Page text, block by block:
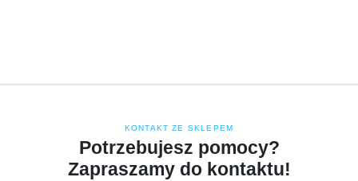
KONTAKT ZE SKLEPEM
Potrzebujesz pomocy?
Zapraszamy do kontaktu!